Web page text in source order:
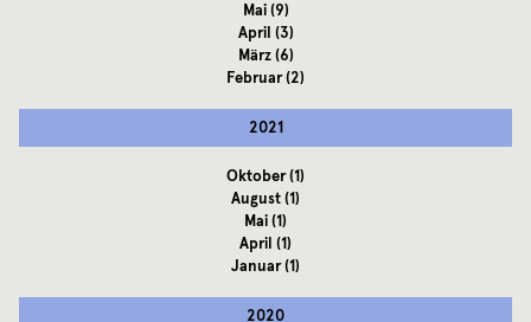
Mai(9)
April (3)
März(6)
Februar(2)
2021
Oktober(1)
August(1)
Mai(1)
April (1)
Januar(1)
2020